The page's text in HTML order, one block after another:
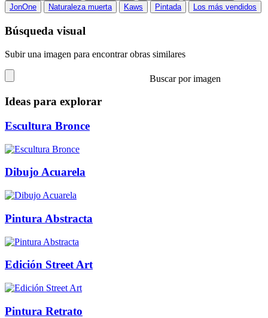
JonOne
Naturaleza muerta Kaws Pintada Los más vendidos
Búsqueda visual
Subir una imagen para encontrar obras similares
Buscar por imagen
Ideas para explorar
Escultura Bronce
Dibujo Acuarela
Pintura Abstracta
Edición Street Art
Pintura Retrato